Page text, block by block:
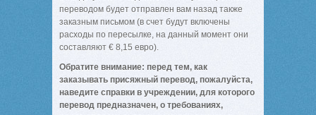
переводом будет отправлен вам назад также
заказным письмом (в счет будут включены
расходы по пересылке, на данный момент они
составляют € 8,15 евро).
Обратите внимание: перед тем, как
заказывать присяжный перевод, пожалуйста,
наведите справки в учреждении, для которого
перевод предназначен, о требованиях,